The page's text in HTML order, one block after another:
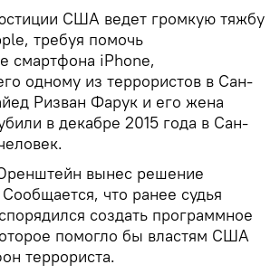
США ведет громкую тяжбу
требуя помочь
смартфона iPhone,
одному из террористов в Сан-
Ризван Фарук и его жена
в декабре 2015 года в Сан-
вынес решение
что ранее судья
создать программное
помогло бы властям США
террориста.